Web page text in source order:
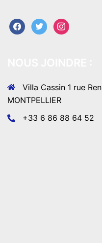
facebooktwitterinstagram
Villa Cassin 1 rue
MONTPELLIER
+33 6 86 88 64 52